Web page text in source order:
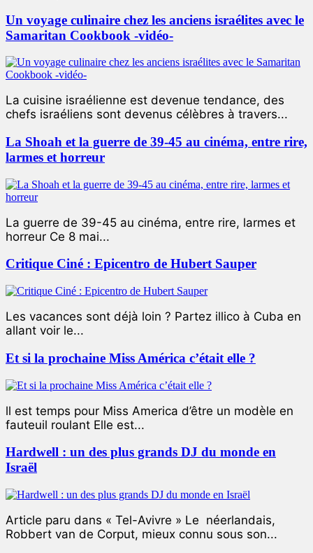
Un voyage culinaire chez les anciens israélites avec le
Samaritan Cookbook -vidéo-
La cuisine israélienne est devenue tendance, des
chefs israéliens sont devenus célèbres à travers...
La Shoah et la guerre de 39-45 au cinéma, entre rire,
larmes et horreur
La guerre de 39-45 au cinéma, entre rire, larmes et
horreur Ce 8 mai...
Critique Ciné : Epicentro de Hubert Sauper
Les vacances sont déjà loin ? Partez illico à Cuba en
allant voir le...
Et si la prochaine Miss América c’était elle ?
ll est temps pour Miss America d’être un modèle en
fauteuil roulant Elle est...
Hardwell : un des plus grands DJ du monde en
Israël
Article paru dans « Tel-Avivre » Le néerlandais,
Robbert van de Corput, mieux connu sous son...